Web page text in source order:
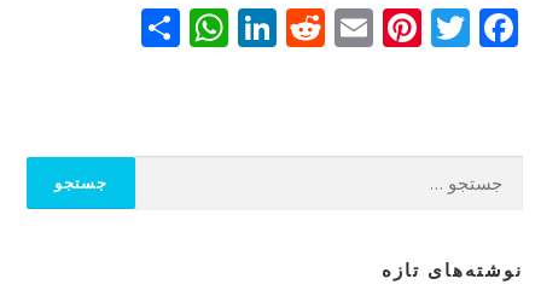
Facebook
Twitter
Pinterest
Email
Reddit
LinkedIn
WhatsApp
نوشته‌های تازه